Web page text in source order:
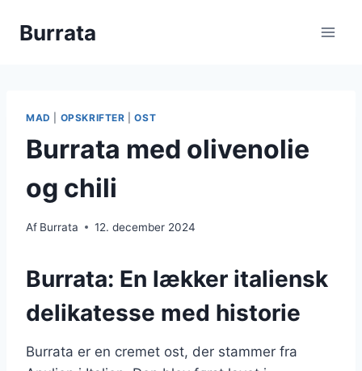
Burrata
MAD OPSKRIFTER |OST
Burrata med olivenolie
og chili
Af Burrata 12. december 2024
Burrata: En lækker italiensk
delikatesse med historie
Burrata er en cremet ost, der stammer fra